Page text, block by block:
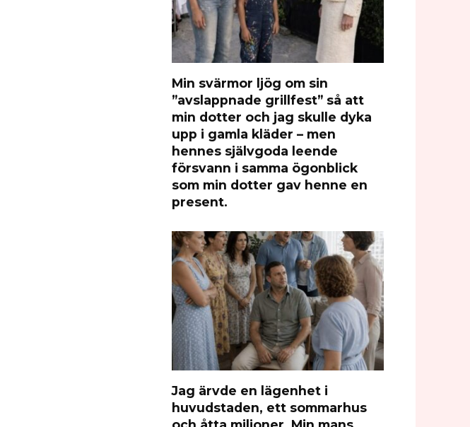
Min svärmor ljög om sin
”avslappnade grillfest” så att
min dotter och jag skulle dyka
upp i gamla kläder – men
hennes självgoda leende
försvann i samma ögonblick
som min dotter gav henne en
present.
Jag ärvde en lägenhet i
huvudstaden, ett sommarhus